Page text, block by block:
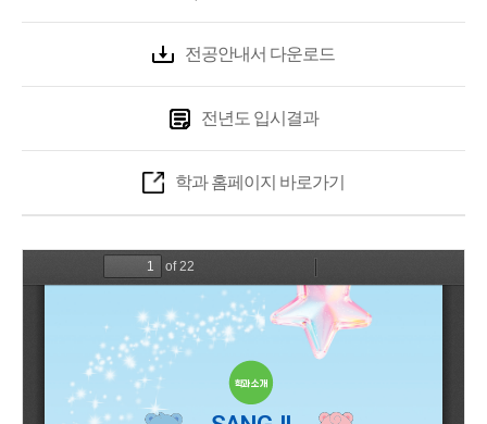
전공안내서 다운로드
전년도 입시결과
학과 홈페이지 바로가기